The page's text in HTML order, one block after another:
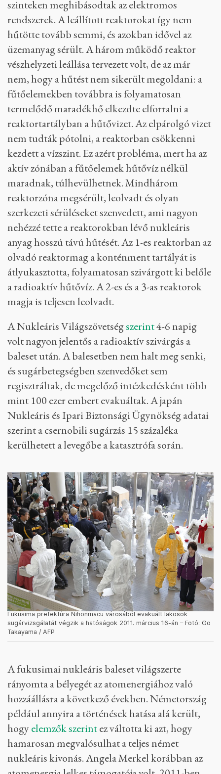
es és 3-as működött, ezek is azonnal
automatikusan leálltak, ahogy a rengés lezajlott.
A földrengés után érkező, 15 méter magas
hullámveréssel járó cunamit azonban már nem
bírták a berendezések – ami nem is csoda,
maximum 5,7 méteres hullámok elleni
védelemre méretezték a létesítményt. Mivel a
cunami elárasztotta az erőmű egy részét, a
dízelgenerátorok megrongálódtak, az alsóbb
szinteken meghibásodtak az elektromos
rendszerek. A leállított reaktorokat így nem
hűtötte tovább semmi, és azokban idővel az
üzemanyag sérült. A három működő reaktor
vészhelyzeti leállása tervezett volt, de az már
nem, hogy a hűtést nem sikerült megoldani: a
fűtőelemekben továbbra is folyamatosan
termelődő maradékhő elkezdte elforralni a
reaktortartályban a hűtővizet. Az elpárolgó vizet
nem tudták pótolni, a reaktorban csökkenni
kezdett a vízszint. Ez azért probléma, mert ha az
aktív zónában a fűtőelemek hűtővíz nélkül
maradnak, túlhevülhetnek. Mindhárom
reaktorzóna megsérült, leolvadt és olyan
szerkezeti sérüléseket szenvedett, ami nagyon
nehézzé tette a reaktorokban lévő nukleáris
anyag hosszú távú hűtését. Az 1-es reaktorban az
olvadó reaktormag a konténment tartályát is
átlyukasztotta, folyamatosan szivárgott ki belőle
a radioaktív hűtővíz. A 2-es és a 3-as reaktorok
magja is teljesen leolvadt.
volt nagyon jelentős a radioaktív szivárgás a
baleset után. A balesetben nem halt meg senki,
és sugárbetegségben szenvedőket sem
regisztráltak, de megelőző intézkedésként több
mint 100 ezer embert evakuáltak. A japán
Nukleáris és Ipari Biztonsági Ügynökség adatai
szerint a csernobili sugárzás 15 százaléka
kerülhetett a levegőbe a katasztrófa során.
Fukusima prefektúra Nihonmacu városából evakuált lakosok
sugárvizsgálatát végzik a hatóságok 2011. március 16-án – Fotó: Go
Takayama / AFP